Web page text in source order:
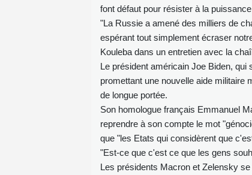
font défaut pour résister à la
"La Russie a amené des milliers de
espérant tout simplement écraser
Kouleba dans un entretien avec la
Le président américain Joe Biden,
promettant une nouvelle aide militaire
de longue portée.
Son homologue français Emmanuel
reprendre à son compte le mot
que "les Etats qui considèrent que
"Est-ce que c'est ce que les gens
Les présidents Macron et Zelensky